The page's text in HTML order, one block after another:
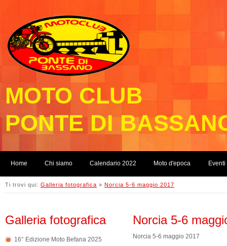
MOTO CLUB
PONTE DI
Home Chi siamo Calendario 2022 Moto d'epoca Eventi
Ti trovi qui: Galleria fotografica » Norcia 5-6 maggio 2017
Galleria fotografica
16° Edizione Moto Befana 2025
Norcia 5-6
Norcia 5-6 maggio 2017